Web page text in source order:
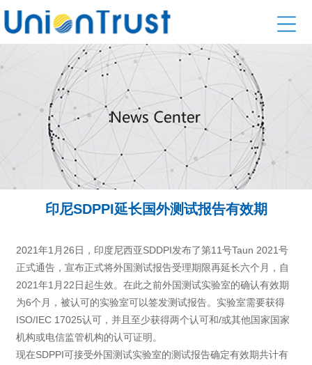
印尼SDPPI延长国外测试报告有效期
2021年1月26日，印度尼西亚SDDPI发布了第11号Taun 2021号
正式通告，宣布正式将外国测试报告受理期限再延长六个月，自
2021年1月22日起生效。在此之前外国测试实验室的确认有效期
为6个月，被认可的实验室可以签发测试报告。实验室需要获得
ISO/IEC 17025认可，并且至少获得两个认可和/或其他国家国家
机构或电信监管机构的认可证明。
现在SDPPI可接受外国测试实验室的测试报告确定有效期共计有